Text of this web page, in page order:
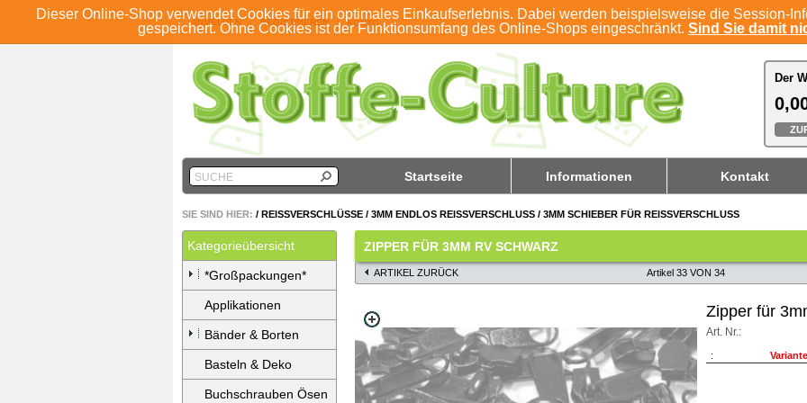
Dieser Online-Shop verwendet Cookies für ein optimales Einkaufserlebnis. Dabei werden beispielsweise die Session-
gespeichert. Ohne Cookies ist der Funktionsumfang des Online-Shops eingeschränkt. Sind Sie damit
ANMELDEN REGISTRIEREN KONTO
Startseite Informationen Kontakt
Der
Der
SUCHE
SIE SIND HIER: / REISSVERSCHLÜSSE / 3MM ENDLOS REISSVERSCHLUSS / 3MM SCHIEBER FÜR REISSVERSCHLUSS
Kategorieübersicht
*Großpackungen*
Applikationen
Bänder & Borten
Basteln & Deko
Buchschrauben Ösen
ZIPPER FÜR 3MM RV SCHWARZ
ARTIKEL ZURÜCK Artikel 33 VON 34
Zipper für
Art. Nr.:
: